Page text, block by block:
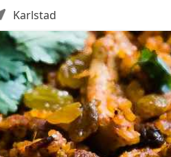
Karlstad